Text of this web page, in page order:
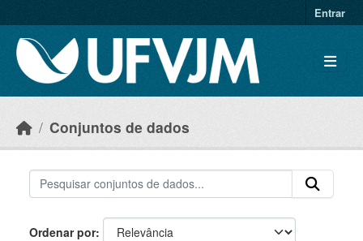
Entrar
Conjuntos de dados
Ordenar por